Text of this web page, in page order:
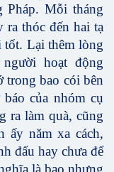
Pháp. Mỗi tháng
thóc đến hai tạ
tốt. Lại thêm lòng
hoạt động
trong bao cói bên
của nhóm cụ
ra làm quà, cũng
ấy năm xa cách,
đấu hay chưa để
là bao nhưng